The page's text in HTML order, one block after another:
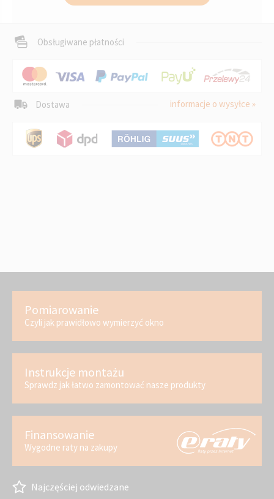
Obsługiwane płatności
Dostawa informacje o wysyłce »
Pomiarowanie
Czyli jak prawidłowo wymierzyć okno
Instrukcje montażu
Sprawdz jak łatwo zamontować nasze produkty
Finansowanie
Wygodne raty na zakupy
Najczęściej odwiedzane